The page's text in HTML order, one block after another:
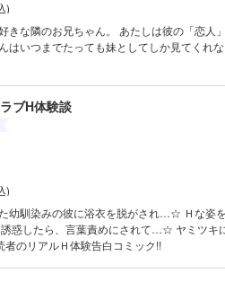
)
きな隣のお兄ちゃん。 あたしは彼の「恋人
はいつまでたっても妹としてしか見てくれな
ブH体験談
)
幼馴染みの彼に浴衣を脱がされ…☆ Ｈな姿
ら、言葉責めにされて…☆ ヤミツキになっち
者のリアルＨ体験告白コミック!!